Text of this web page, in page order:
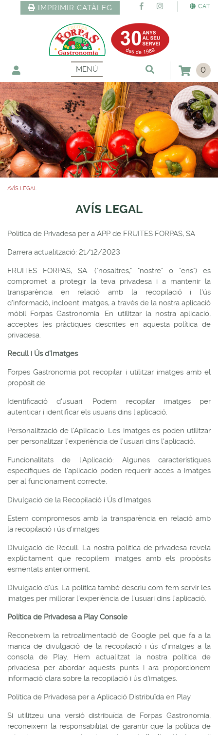
CAT
IMPRIMIR CATÀLEG
MENÚ 0
AVÍS LEGAL
AVÍS LEGAL
Política de Privadesa per a APP de FRUITES FORPAS, SA
Darrera actualització: 21/12/2023
FRUITES FORPAS, SA. ("nosaltres," "nostre" o "ens") es
compromet a protegir la teva privadesa i a mantenir la
transparència en relació amb la recopilació i l'ús
d'informació, incloent imatges, a través de la nostra aplicació
mòbil Forpas Gastronomia. En utilitzar la nostra aplicació,
acceptes les pràctiques descrites en aquesta política de
privadesa.
Recull i Ús d'Imatges
Forpes Gastronomia pot recopilar i utilitzar imatges amb el
propòsit de:
Identificació d'usuari: Podem recopilar imatges per
autenticar i identificar els usuaris dins l'aplicació.
Personalització de l'Aplicació: Les imatges es poden utilitzar
per personalitzar l'experiència de l'usuari dins l'aplicació.
Funcionalitats de l'Aplicació: Algunes característiques
específiques de l'aplicació poden requerir accés a imatges
per al funcionament correcte.
Divulgació de la Recopilació i Ús d'Imatges
Estem compromesos amb la transparència en relació amb
la recopilació i ús d'imatges:
Divulgació de Recull: La nostra política de privadesa revela
explícitament que recopilem imatges amb els propòsits
esmentats anteriorment.
Divulgació d'ús: La política també descriu com fem servir les
imatges per millorar l'experiència de l'usuari dins l'aplicació.
Política de Privadesa a Play Console
Reconeixem la retroalimentació de Google pel que fa a la
manca de divulgació de la recopilació i ús d'imatges a la
consola de Play. Hem actualitzat la nostra política de
privadesa per abordar aquests punts i ara proporcionem
informació clara sobre la recopilació i ús d'imatges.
Política de Privadesa per a Aplicació Distribuïda en Play
Si utilitzeu una versió distribuïda de Forpas Gastronomia,
reconeixem la responsabilitat de garantir que la política de